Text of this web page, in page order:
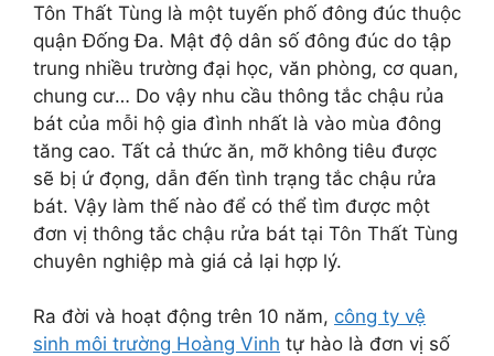
Tôn Thất Tùng là một tuyến phố đông đúc thuộc
quận Đống Đa. Mật độ dân số đông đúc do tập
trung nhiều trường đại học, văn phòng, cơ quan,
chung cư… Do vậy nhu cầu thông tắc chậu rủa
bát của mỗi hộ gia đình nhất là vào mùa đông
tăng cao. Tất cả thức ăn, mỡ không tiêu được
sẽ bị ứ đọng, dẫn đến tình trạng tắc chậu rửa
bát. Vậy làm thế nào để có thể tìm được một
đơn vị thông tắc chậu rửa bát tại Tôn Thất Tùng
chuyên nghiệp mà giá cả lại hợp lý.
Ra đời và hoạt động trên 10 năm, công ty vệ
sinh môi trường Hoàng Vinh tự hào là đơn vị số